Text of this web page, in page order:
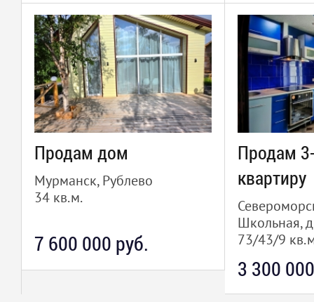
Продам дом
Мурманск, Рублево
34 кв.м.
7 600 000 руб.
Продам
квартиру
Школьная,
73/43/9
3 300